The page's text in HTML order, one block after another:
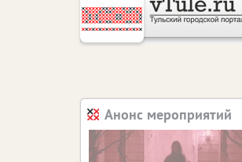
Анонс мероприятий